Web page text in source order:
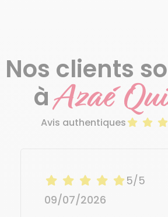
Nos clients
àAzaé
Avis authentiques
5/5
09/07/2026